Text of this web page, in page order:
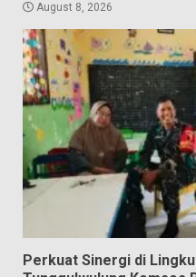
August 8, 2026
Perkuat Sinergi di